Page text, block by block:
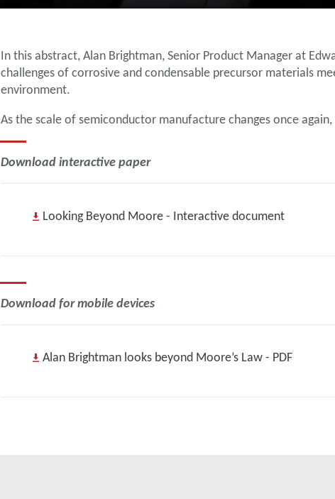
In this abstract, Alan Brightman, Senior Product Manager at
challenges of corrosive and condensable precursor materials
environment.
As the scale of semiconductor manufacture changes once
Download interactive paper
Looking Beyond Moore - Interactive document
Download for mobile devices
Alan Brightman looks beyond Moore’s Law - PDF